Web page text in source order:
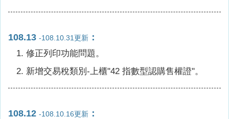
108.13 -108.10.31更新 ：
修正列印功能問題。
新增交易稅類別-上櫃"42 指數型認購售權證"。
108.12 -108.10.16更新 ：